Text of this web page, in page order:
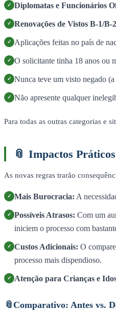
✓ Diplomatas e Funcionários
✓ Renovações de Vistos B-1/
✓ Aplicações feitas no país de
✓ O solicitante tinha 18 anos ou
✓ Nunca teve um visto negado
✓ Não apresente qualquer
Para todas as outras categorias e
📎 Impactos
As novas regras trarão
✓ Mais Burocracia: A
✓ Possíveis Atrasos: Com um
iniciem o processo com
✓ Custos Adicionais: O
processo mais dispendioso.
✓ Atenção para Crianças e
📎 Comparativo: Antes vs.